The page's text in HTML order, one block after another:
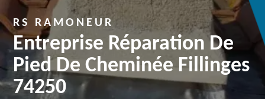
RS RAMONEUR
Entreprise Réparation De
Pied De Cheminée Fillinges
74250